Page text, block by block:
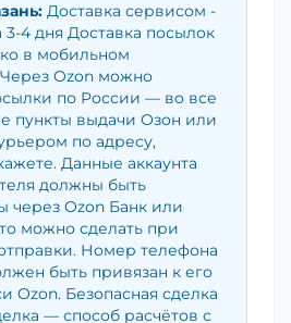
: Доставка сервисом -
4 дня Доставка посылок
в мобильном
Ozon можно
по России — во все
пункты выдачи Озон или
по адресу,
Данные аккаунта
должны быть
через Ozon Банк или
можно сделать при
Номер телефона
быть привязан к его
Ozon. Безопасная сделка
— способ расчётов с